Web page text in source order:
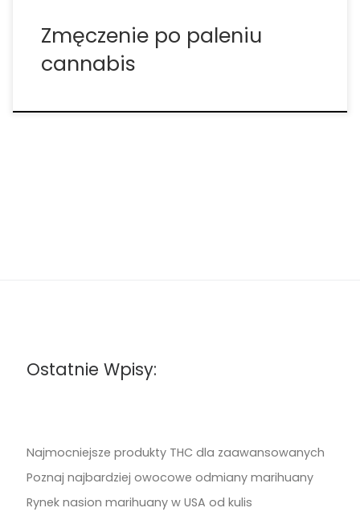
Zmęczenie po paleniu
cannabis
Ostatnie Wpisy:
Najmocniejsze produkty THC dla zaawansowanych
Poznaj najbardziej owocowe odmiany marihuany
Rynek nasion marihuany w USA od kulis